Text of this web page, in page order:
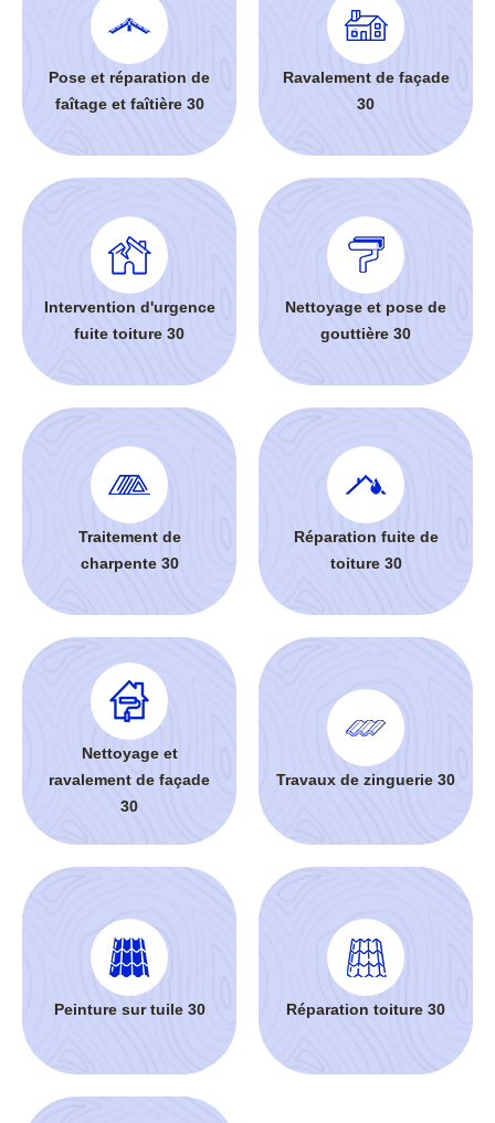
Pose et réparation de
faîtage et faîtière 30
Ravalement de façade
30
Intervention d'urgence
fuite toiture 30
Nettoyage et pose de
gouttière 30
Traitement de
charpente 30
Réparation fuite de
toiture 30
Nettoyage et
ravalement de façade
30
Travaux de zinguerie 30
Peinture sur tuile 30 Réparation toiture 30